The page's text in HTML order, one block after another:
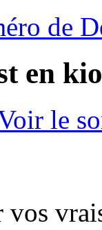
de
en
le
vos